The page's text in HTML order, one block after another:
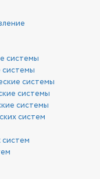
системы
системы
системы
системы
системы
систем
систем